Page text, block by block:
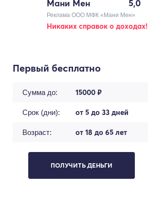
Мани Мен 5,0
Реклама ООО МФК «Мани Мен»
Никаких справок о доходах!
Первый бесплатно
Сумма до: 15000 ₽
Срок (дни): от 5 до 33 дней
Возраст: от 18 до 65 лет
ПОЛУЧИТЬ ДЕНЬГИ